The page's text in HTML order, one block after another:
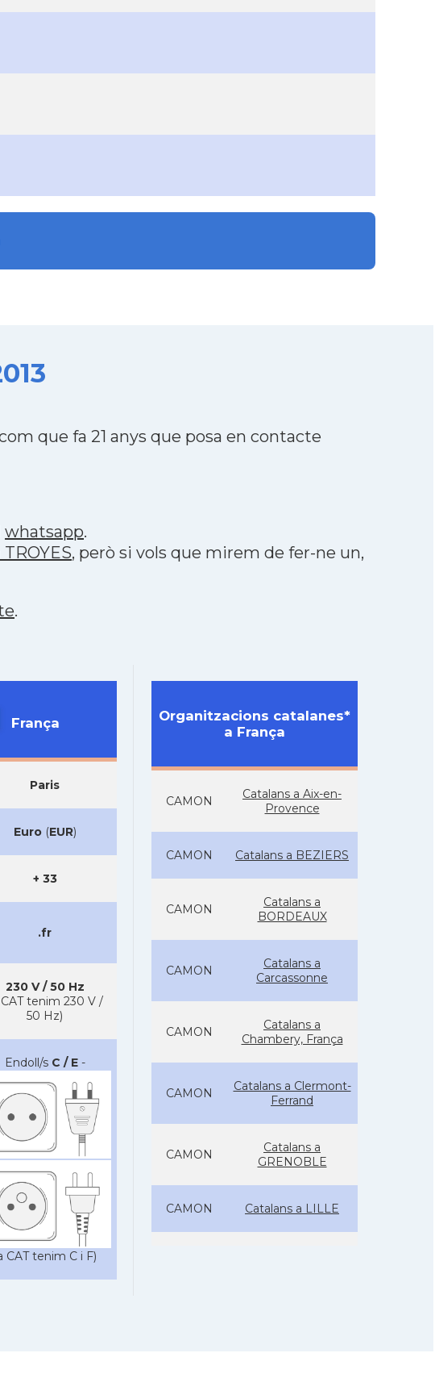
que fa 21 anys que posa en contacte
whatsapp.
, però si vols que mirem de fer-ne un,
.
França
Paris
Euro(EUR)
+ 33
.fr
230 V / 50 Hz
CAT tenim 230 V /
50 Hz)
Endoll/s C / E-
CAT tenim C i F)
Organitzacions catalanes*
a França
CAMON
Catalans a Aix-en-
Provence
CAMON Catalans a BEZIERS
CAMON
Catalans a
BORDEAUX
CAMON
Catalans a
Carcassonne
CAMON
Catalans a
Chambery, França
CAMON
Catalans a Clermont-
Ferrand
CAMON
Catalans a
GRENOBLE
CAMON Catalans a LILLE